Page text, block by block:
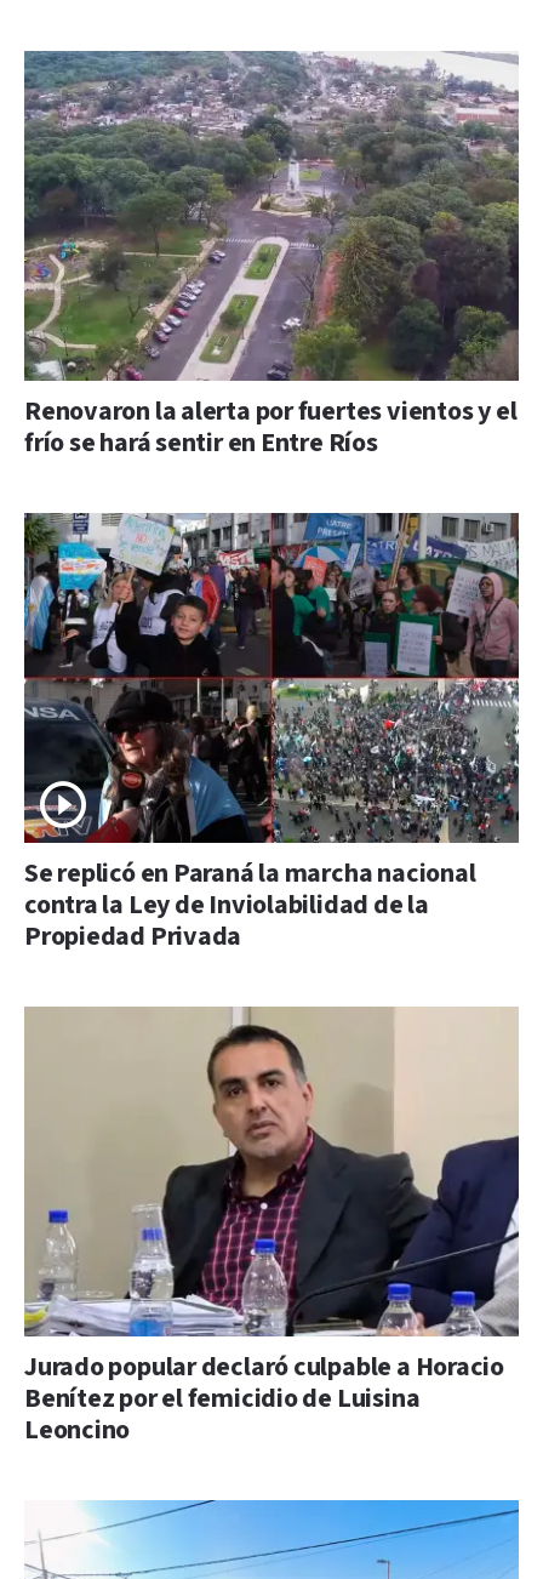
Renovaron la alerta por fuertes vientos y el
frío se hará sentir en Entre Ríos
Se replicó en Paraná la marcha nacional
contra la Ley de Inviolabilidad de la
Propiedad Privada
Jurado popular declaró culpable a Horacio
Benítez por el femicidio de Luisina
Leoncino